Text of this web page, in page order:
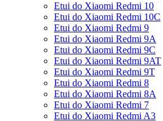
Etui do Xiaomi Redmi 10
Etui do Xiaomi Redmi 10C
Etui do Xiaomi Redmi 9
Etui do Xiaomi Redmi 9A
Etui do Xiaomi Redmi 9C
Etui do Xiaomi Redmi 9AT
Etui do Xiaomi Redmi 9T
Etui do Xiaomi Redmi 8
Etui do Xiaomi Redmi 8A
Etui do Xiaomi Redmi 7
Etui do Xiaomi Redmi A3